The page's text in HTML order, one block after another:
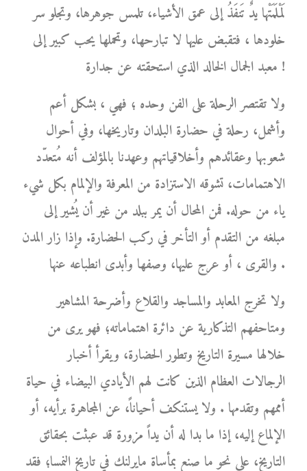
لَمْلَمَتْها يدٌ تَنفَذُ إلى عمق الأشياء، تلمس جوهرها، وتجلو سر
خلودها ، فتقبض عليها لا تبارحها، وتحملها يحب كبير إلى
معبد الجمال الخالد الذي استحقته عن جدارة !
ولا تقتصر الرحلة على الفن وحده ؛ فهي ، بشكل أعم
وأشمل، رحلة في حضارة البلدان وتاريخها، وفي أحوال
شعوبها وعقائدهم وأخلاقياتهم وعهدنا بالمؤلف أنه مُتعدّد
الاهتمامات، تشوقه الاستزادة من المعرفة والإلمام بكل شيء
ياء من حوله. فمن المحال أن يمر ببلد من غير أن يُشير إلى
مبلغه من التقدم أو التأخر في ركب الحضارة. وإذا زار المدن
والقرى ، أو عرج عليها، وصفها وأبدى انطباعه عنها .
ولا تخرج المعابد والمساجد والقلاع وأضرحة المشاهير
ومتاحفهم التذكارية عن دائرة اهتماماته؛ فهو يرى من
خلالها مسيرة التاريخ وتطور الحضارة، ويقرأ أخبار
الرجالات العظام الذين كانت لهم الأيادي البيضاء في حياة
أممهم وتقدمها . ولا يستنكف أحياناً، عن المجاهرة برأيه، أو
الإلماع إليه، إذا ما بدا له أن يداً مزورة قد عبثت بحقائق
التاريخ، على نحو ما صنع بمأساة مايرلنك في تاريخ النمسا؛ فقد